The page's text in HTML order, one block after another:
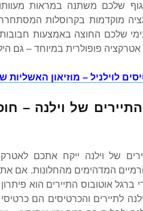
שלכם משתנה במראות
מוקדמות בקרוסלות
שלכם החוצה באמצעות
אטרקציה פופולרית במיוחד – גם
לוילניל – מוזיאון האשליות
של וילנה ייקח אתכם
המדהימים מהחלונות. אם אתם
ברגל אוטובוס התיירים הוא
לתיירים והכרטיסים הם